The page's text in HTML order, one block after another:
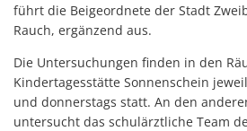
führt die Beigeordnete der Stadt
Rauch, ergänzend aus.
Die Untersuchungen finden in den
Kindertagesstätte Sonnenschein
und donnerstags statt. An den
untersucht das schulärztliche Team